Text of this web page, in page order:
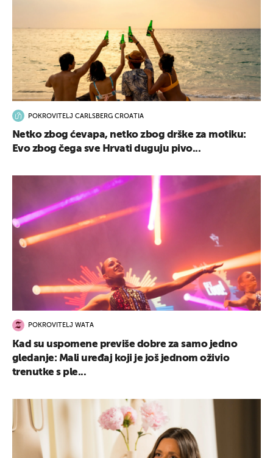
POKROVITELJ CARLSBERG CROATIA
Netko zbog ćevapa, netko zbog drške za motiku:
Evo zbog čega sve Hrvati duguju pivo...
POKROVITELJ WATA
Kad su uspomene previše dobre za samo jedno
gledanje: Mali uređaj koji je još jednom oživio
trenutke s ple...